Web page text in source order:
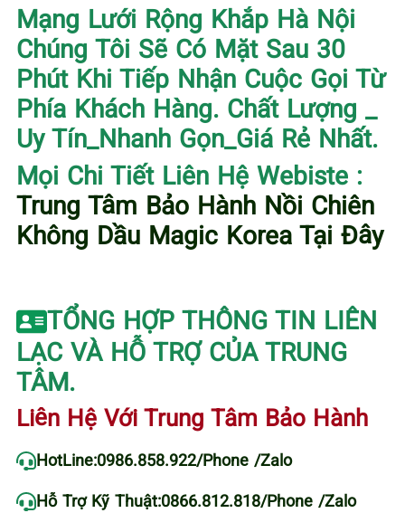
Mạng Lưới Rộng Khắp Hà Nội
Chúng Tôi Sẽ Có Mặt Sau 30
Phút Khi Tiếp Nhận Cuộc Gọi Từ
Phía Khách Hàng. Chất Lượng _
Uy Tín_Nhanh Gọn_Giá Rẻ Nhất.
Mọi Chi Tiết Liên Hệ Webiste :
Trung Tâm Bảo Hành Nồi Chiên
Không Dầu Magic Korea Tại Đây
TỔNG HỢP THÔNG TIN LIÊN
LẠC VÀ HỖ TRỢ CỦA TRUNG
TÂM.
Liên Hệ Với Trung Tâm Bảo Hành
HotLine:0986.858.922/Phone /Zalo
Hỗ Trợ Kỹ Thuật:0866.812.818/Phone /Zalo